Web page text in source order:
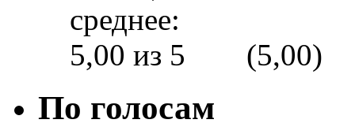
(5,00)
По голосам